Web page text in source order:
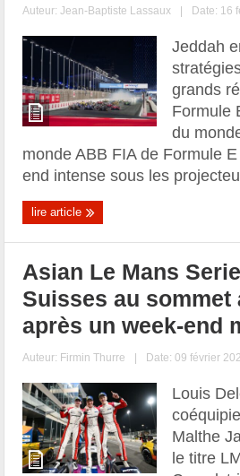
Auteur:Jean-Baptiste Lassaux | Date: 16
Jeddah
grands
Formule
du
monde ABB FIA de Formule
end intense sous les
lire article
Asian Le Mans
Suisses au sommet
après un week-end
Auteur: Firmin Thurre | Date: 09 février
Louis
Malthe
le titre